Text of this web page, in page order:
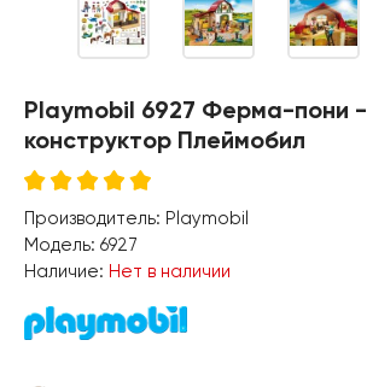
Playmobil 6927 Ферма-пони -
конструктор Плеймобил
Производитель: Playmobil
Модель: 6927
Наличие: Нет в наличии